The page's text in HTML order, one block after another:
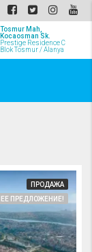
Tosmur Mah,
Kocaosman Sk.
Prestige Residence C
Blok Tosmur / Alanya
ПРОДАЖА
ПРЕДЛОЖЕНИЕ!